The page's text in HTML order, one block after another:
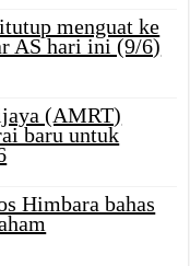
menguat ke
AS hari ini (9/6)
(AMRT)
baru untuk
Himbara bahas